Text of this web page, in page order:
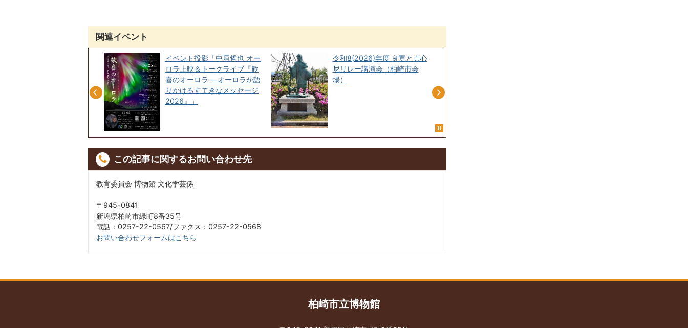
関連イベント
イベント投影「中垣哲也 オー
ロラ上映＆トークライブ『歓
喜のオーロラ ―オーロラが語
りかけるすてきなメッセージ
2026』」
令和8(2026)年度 良寛と貞心
尼リレー講演会（柏崎市会
場）
この記事に関するお問い合わせ先
教育委員会 博物館 文化学芸係
〒945-0841
新潟県柏崎市緑町8番35号
電話：0257-22-0567/ファクス：0257-22-0568
お問い合わせフォームはこちら
柏崎市立博物館